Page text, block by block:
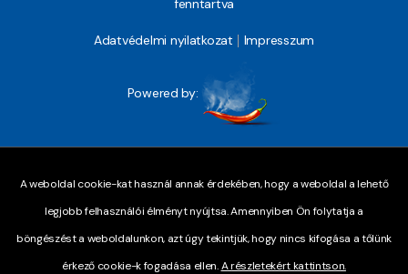
fenntartva
Adatvédelmi nyilatkozat Impresszum
Powered by:
A weboldal cookie-kat használ annak érdekében, hogy a weboldal a lehető
legjobb felhasználói élményt nyújtsa. Amennyiben Ön folytatja a
böngészést a weboldalunkon, azt úgy tekintjük, hogy nincs kifogása a tőlünk
érkező cookie-k fogadása ellen.A részletekért kattintson.